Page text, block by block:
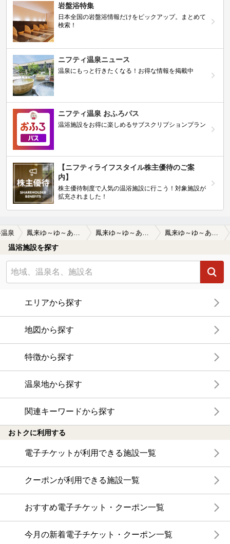
岩盤浴特集
日本全国の岩盤浴情報だけをピックアップ。まとめて
検索！
ニフティ温泉ニュース
温泉にもっと行きたくなる！お得な情報を掲載中
ニフティ温泉 おふろパス
温浴施設をお得に楽しめるサブスクリプションプラン
【ニフティライフスタイル株主優待のご案
内】
株主優待制度で人気の温浴施設に行こう！対象施設が
拡充されました！
泉 鳳来ゆ～ゆ～ありいな 鳳来ゆ～ゆ～ありいなの口コミ一覧 鳳来ゆ～ゆ～ありいなの口コミ 普通の温泉
温浴施設を探す
エリアから探す
地図から探す
特徴から探す
温泉地から探す
関連キーワードから探す
おトクに利用する
電子チケットが利用できる施設一覧
クーポンが利用できる施設一覧
おすすめ電子チケット・クーポン一覧
今月の新着電子チケット・クーポン一覧